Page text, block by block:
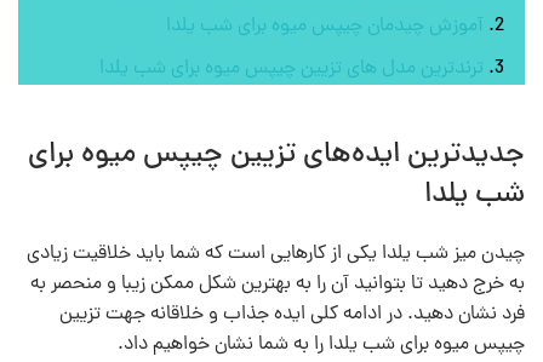
آموزش چیدمان چیپس میوه برای شب یلدا
ترندترین مدل های تزیین چیپس میوه برای شب یلدا
جدیدترین ایده‌های تزیین چیپس میوه برای
شب یلدا
چیدن میز شب یلدا یکی از کارهایی است که شما باید خلاقیت زیادی
به خرج دهید تا بتوانید آن را به بهترین شکل ممکن زیبا و منحصر به
فرد نشان دهید. در ادامه کلی ایده جذاب و خلاقانه جهت تزیین
چیپس میوه برای شب یلدا را به شما نشان خواهیم داد.